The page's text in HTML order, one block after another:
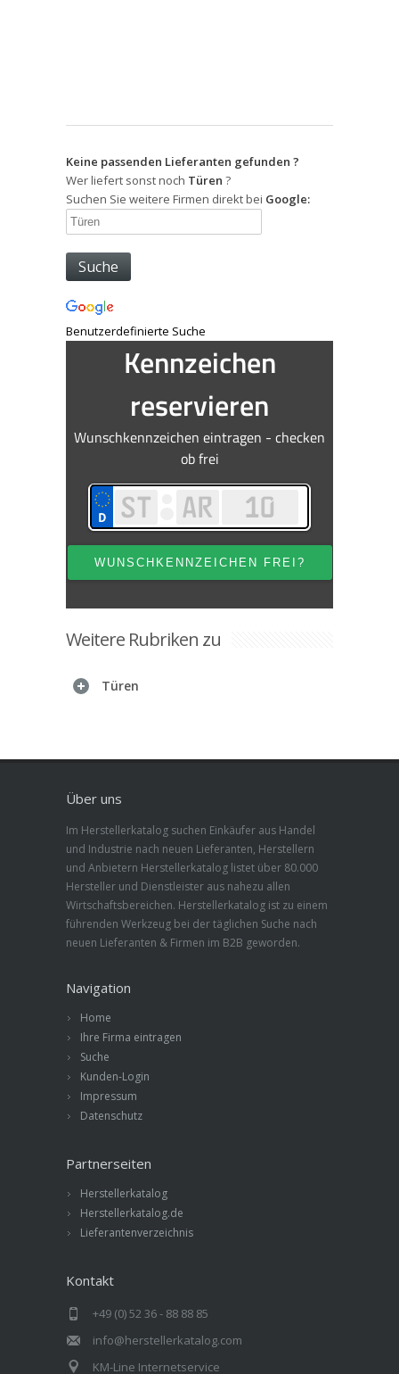
Keine passenden Lieferanten gefunden ?
Wer liefert sonst noch Türen ?
Suchen Sie weitere Firmen direkt bei Google:
Benutzerdefinierte Suche
Weitere Rubriken zu
Türen
Über uns
Im Herstellerkatalog suchen Einkäufer aus Handel
und Industrie nach neuen Lieferanten, Herstellern
und Anbietern Herstellerkatalog listet über 80.000
Hersteller und Dienstleister aus nahezu allen
Wirtschaftsbereichen. Herstellerkatalog ist zu einem
führenden Werkzeug bei der täglichen Suche nach
neuen Lieferanten & Firmen im B2B geworden.
Navigation
Home
Ihre Firma eintragen
Suche
Kunden-Login
Impressum
Datenschutz
Partnerseiten
Herstellerkatalog
Herstellerkatalog.de
Lieferantenverzeichnis
Kontakt
+49 (0) 52 36 - 88 88 85
info@herstellerkatalog.com
KM-Line Internetservice